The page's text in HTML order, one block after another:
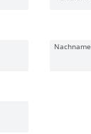
Nachname